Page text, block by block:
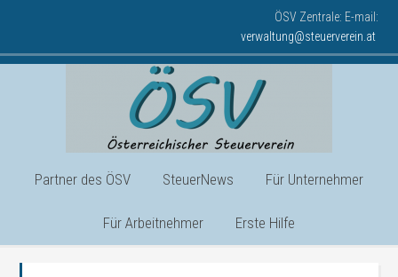
ÖSV Zentrale: E-mail:
verwaltung@steuerverein.at
Partner des ÖSV SteuerNews Für Unternehmer
Für Arbeitnehmer Erste Hilfe